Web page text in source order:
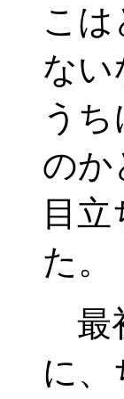
こ
ない
う
のか
目
た。
最
に、